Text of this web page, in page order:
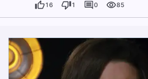
16 1 0 85